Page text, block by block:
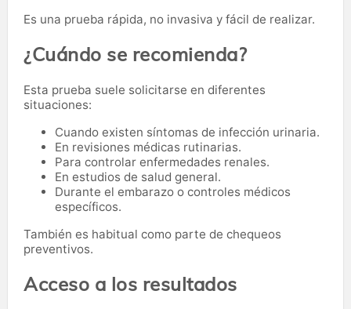
Es una prueba rápida, no invasiva y fácil de realizar.
¿Cuándo se recomienda?
Esta prueba suele solicitarse en diferentes
situaciones:
Cuando existen síntomas de infección urinaria.
En revisiones médicas rutinarias.
Para controlar enfermedades renales.
En estudios de salud general.
Durante el embarazo o controles médicos
específicos.
También es habitual como parte de chequeos
preventivos.
Acceso a los resultados